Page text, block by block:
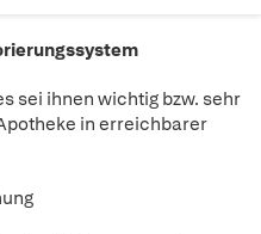
sei ihnen wichtig bzw. sehr
in erreichbarer